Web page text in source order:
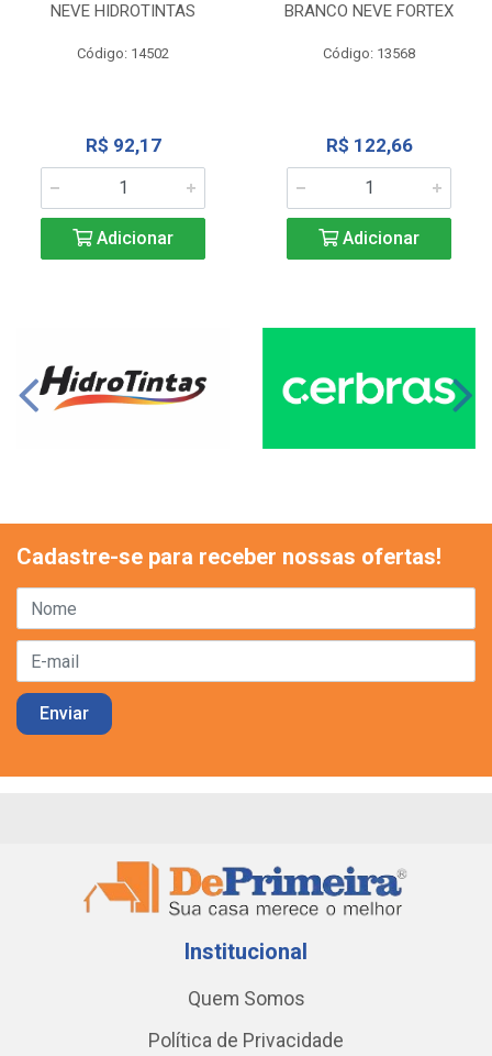
NEVE HIDROTINTAS
Código: 14502
R$ 92,17
Adicionar
BRANCO NEVE FORTEX
Código: 13568
R$ 122,66
Adicionar
Cadastre-se para receber nossas ofertas!
Institucional
Quem Somos
Política de Privacidade